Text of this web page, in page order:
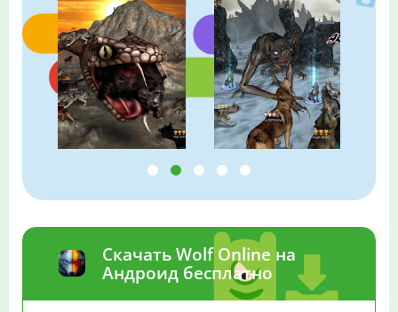
Скачать Wolf Online на
Андроид бесплатно